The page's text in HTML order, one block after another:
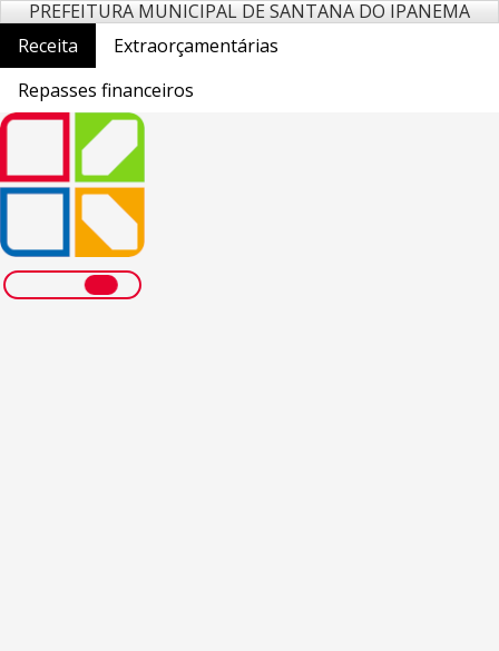
PREFEITURA MUNICIPAL DE SANTANA DO IPANEMA
Receita
Extraorçamentárias
Repasses financeiros